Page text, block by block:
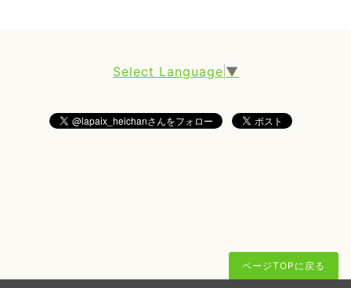
Select Language ▼
ページTOPに戻る